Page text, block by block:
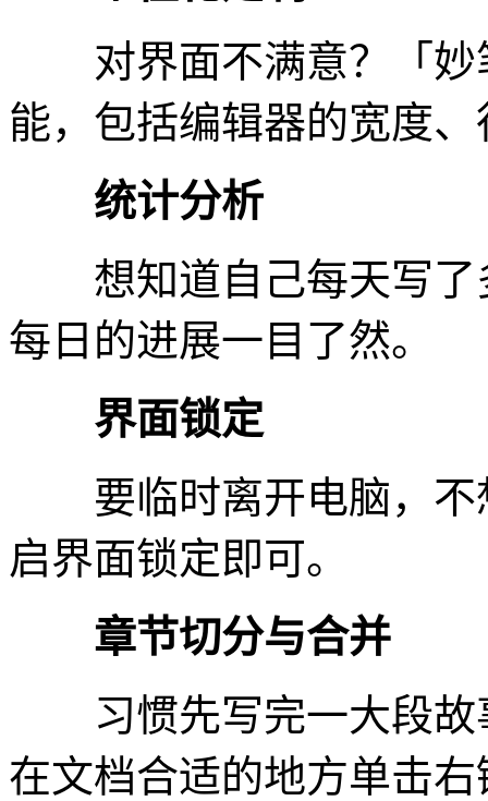
对界面不满意？「妙
能，包括编辑器的宽度
统计分析
想知道自己每天写了
每日的进展一目了然。
界面锁定
要临时离开电脑，不
启界面锁定即可。
章节切分与合并
习惯先写完一大段故
在文档合适的地方单击